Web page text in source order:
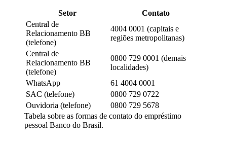
Setor
Contato
Central de
Relacionamento BB
(telefone)
4004 0001 (capitais e
regiões metropolitanas)
Central de
Relacionamento BB
(telefone)
0800 729 0001 (demais
localidades)
WhatsApp
61 4004 0001
SAC (telefone)
0800 729 0722
Ouvidoria (telefone)
0800 729 5678
Tabela sobre as formas de contato do empréstimo
pessoal Banco do Brasil.